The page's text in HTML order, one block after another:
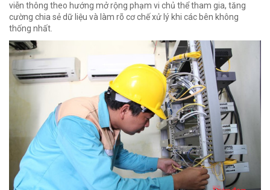
viễn thông theo hướng mở rộng phạm vi chủ thể tham gia, tăng
cường chia sẻ dữ liệu và làm rõ cơ chế xử lý khi các bên không
thống nhất.